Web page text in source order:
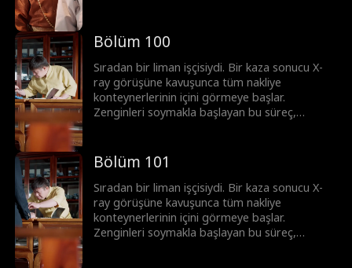
imparatorluğunu adım adım inşa ediyor. Bu
sadece şans değil; üstün görüş yeteneği ve
cesaretle yazılmış, sıfırdan zirveye uzanan bir
başarı öyküsü.
Bölüm 100
Sıradan bir liman işçisiydi. Bir kaza sonucu X-
ray görüşüne kavuşunca tüm nakliye
konteynerlerinin içini görmeye başlar.
Zenginleri soymakla başlayan bu süreç,
imparatorluğunu adım adım inşa ediyor. Bu
sadece şans değil; üstün görüş yeteneği ve
cesaretle yazılmış, sıfırdan zirveye uzanan bir
başarı öyküsü.
Bölüm 101
Sıradan bir liman işçisiydi. Bir kaza sonucu X-
ray görüşüne kavuşunca tüm nakliye
konteynerlerinin içini görmeye başlar.
Zenginleri soymakla başlayan bu süreç,